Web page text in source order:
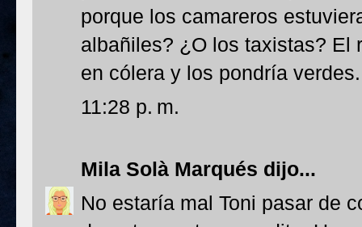
porque los camareros
albañiles? ¿O los taxistas? El
en cólera y los pondría verdes.
11:28 p. m.
Mila Solà Marqués dijo...
No estaría mal Toni pasar de